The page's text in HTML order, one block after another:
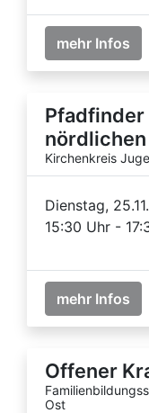
mehr Infos
Pfadfinder
Kirchenkreis
Dienstag,
15:30 Uhr -
mehr Infos
Offener
Ost